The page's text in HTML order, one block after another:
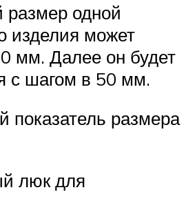
одной
изделия может
мм. Далее он будет
с шагом в 50 мм.
показатель размера
люк для